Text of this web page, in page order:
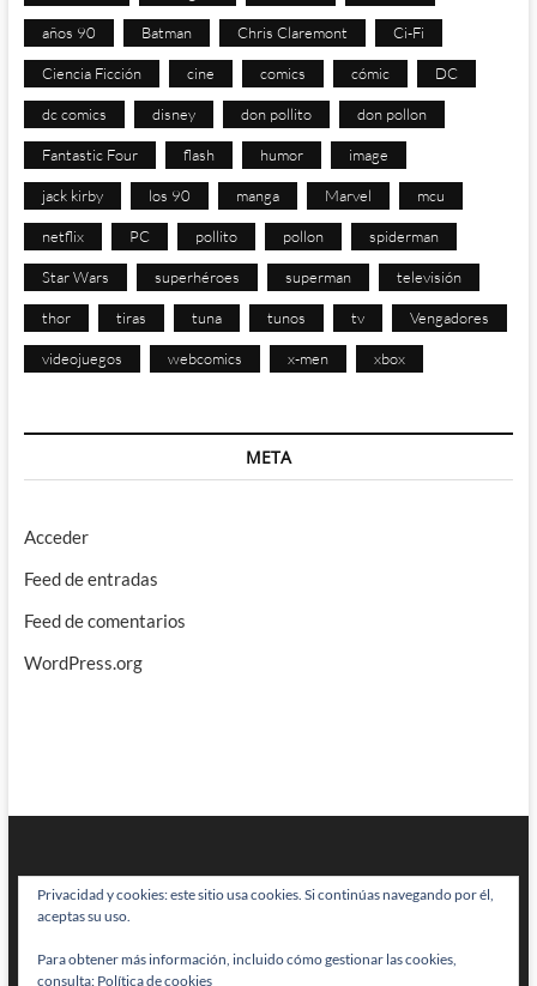
años 90 Batman Chris Claremont Ci-Fi
Ciencia Ficción cine comics cómic DC
dc comics disney don pollito don pollon
Fantastic Four flash humor image
jack kirby los 90 manga Marvel mcu
netflix PC pollito pollon spiderman
Star Wars superhéroes superman televisión
thor tiras tuna tunos tv Vengadores
videojuegos webcomics x-men xbox
META
Acceder
Feed de entradas
Feed de comentarios
WordPress.org
BRAINSTOMPING| Diseñado por:Theme Freesia|WordPress| © Todos
Privacidad y cookies: este sitio usa cookies. Si continúas navegando por él,
aceptas su uso.
Para obtener más información, incluido cómo gestionar las cookies,
consulta: Política de cookies